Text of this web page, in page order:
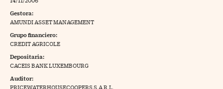
Pyme
Trading
a Cinco Días
Gestora:
AMUNDI ASSET MANAGEMENT
Grupo financiero:
CREDIT AGRICOLE
Depositaria:
CACEIS BANK LUXEMBOURG
Auditor:
PRICEWATERHOUSECOOPERS S.A R.L.